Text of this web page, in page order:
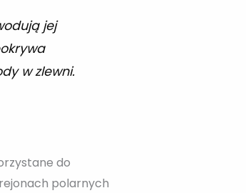
jej
w zlewni.
do
polarnych